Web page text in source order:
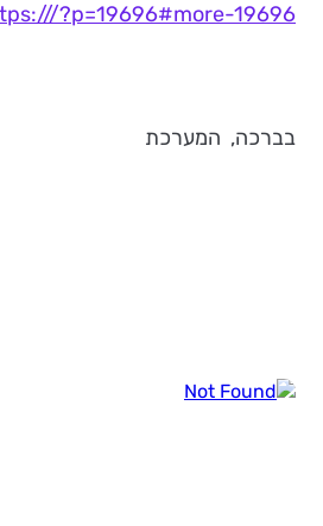
?p=19696#more-19696
בברכה, המערכת